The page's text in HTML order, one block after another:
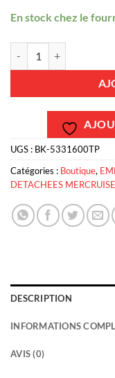
En stock chez le
UGS : BK-5331600TP
Catégories : Boutique,
DETACHEES
DESCRIPTION
INFORMATIONS
AVIS (0)